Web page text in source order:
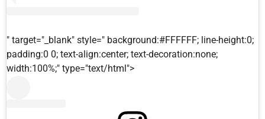
" target="_blank" style=" background:#FFFFFF; line-height:0;
padding:0 0; text-align:center; text-decoration:none;
width:100%;" type="text/html">